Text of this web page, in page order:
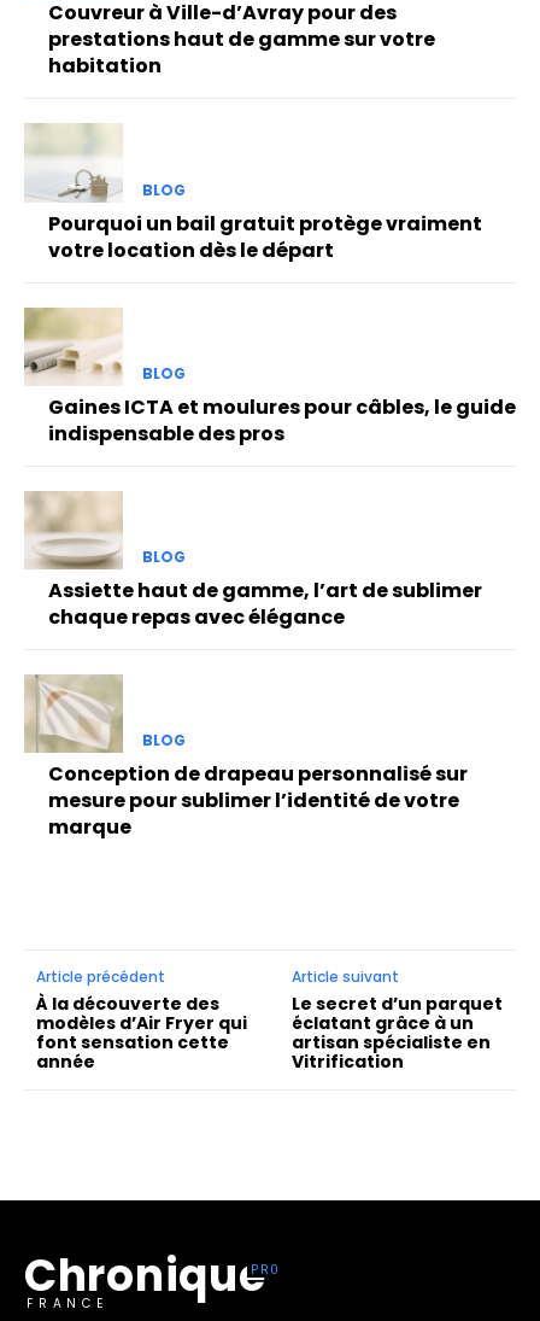
Couvreur à Ville-d’Avray pour des
prestations haut de gamme sur votre
habitation
BLOG
Pourquoi un bail gratuit protège vraiment
votre location dès le départ
BLOG
Gaines ICTA et moulures pour câbles, le guide
indispensable des pros
BLOG
Assiette haut de gamme, l’art de sublimer
chaque repas avec élégance
BLOG
Conception de drapeau personnalisé sur
mesure pour sublimer l’identité de votre
marque
Article précédent
À la découverte des
modèles d’Air Fryer qui
font sensation cette
année
Article suivant
Le secret d’un parquet
éclatant grâce à un
artisan spécialiste en
Vitrification
Chronique
FRANCE